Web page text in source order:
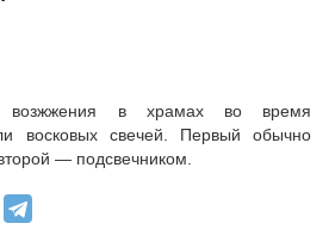
возжжения в храмах во время
восковых свечей. Первый обычно
— подсвечником.